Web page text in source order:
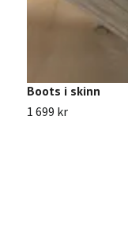
Boots i skinn
1 699 kr